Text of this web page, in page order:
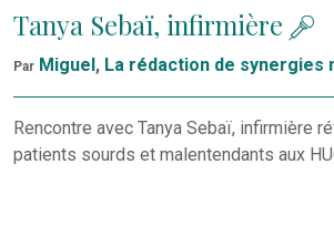
Tanya Sebaï, infirmière
Par Miguel , La rédaction de synergies
Rencontre avec Tanya Sebaï, infirmière
patients sourds et malentendants aux